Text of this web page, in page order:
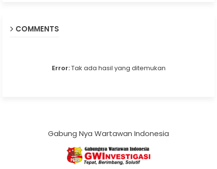
COMMENTS
Error:Tak ada hasil yang ditemukan
Gabung Nya Wartawan Indonesia